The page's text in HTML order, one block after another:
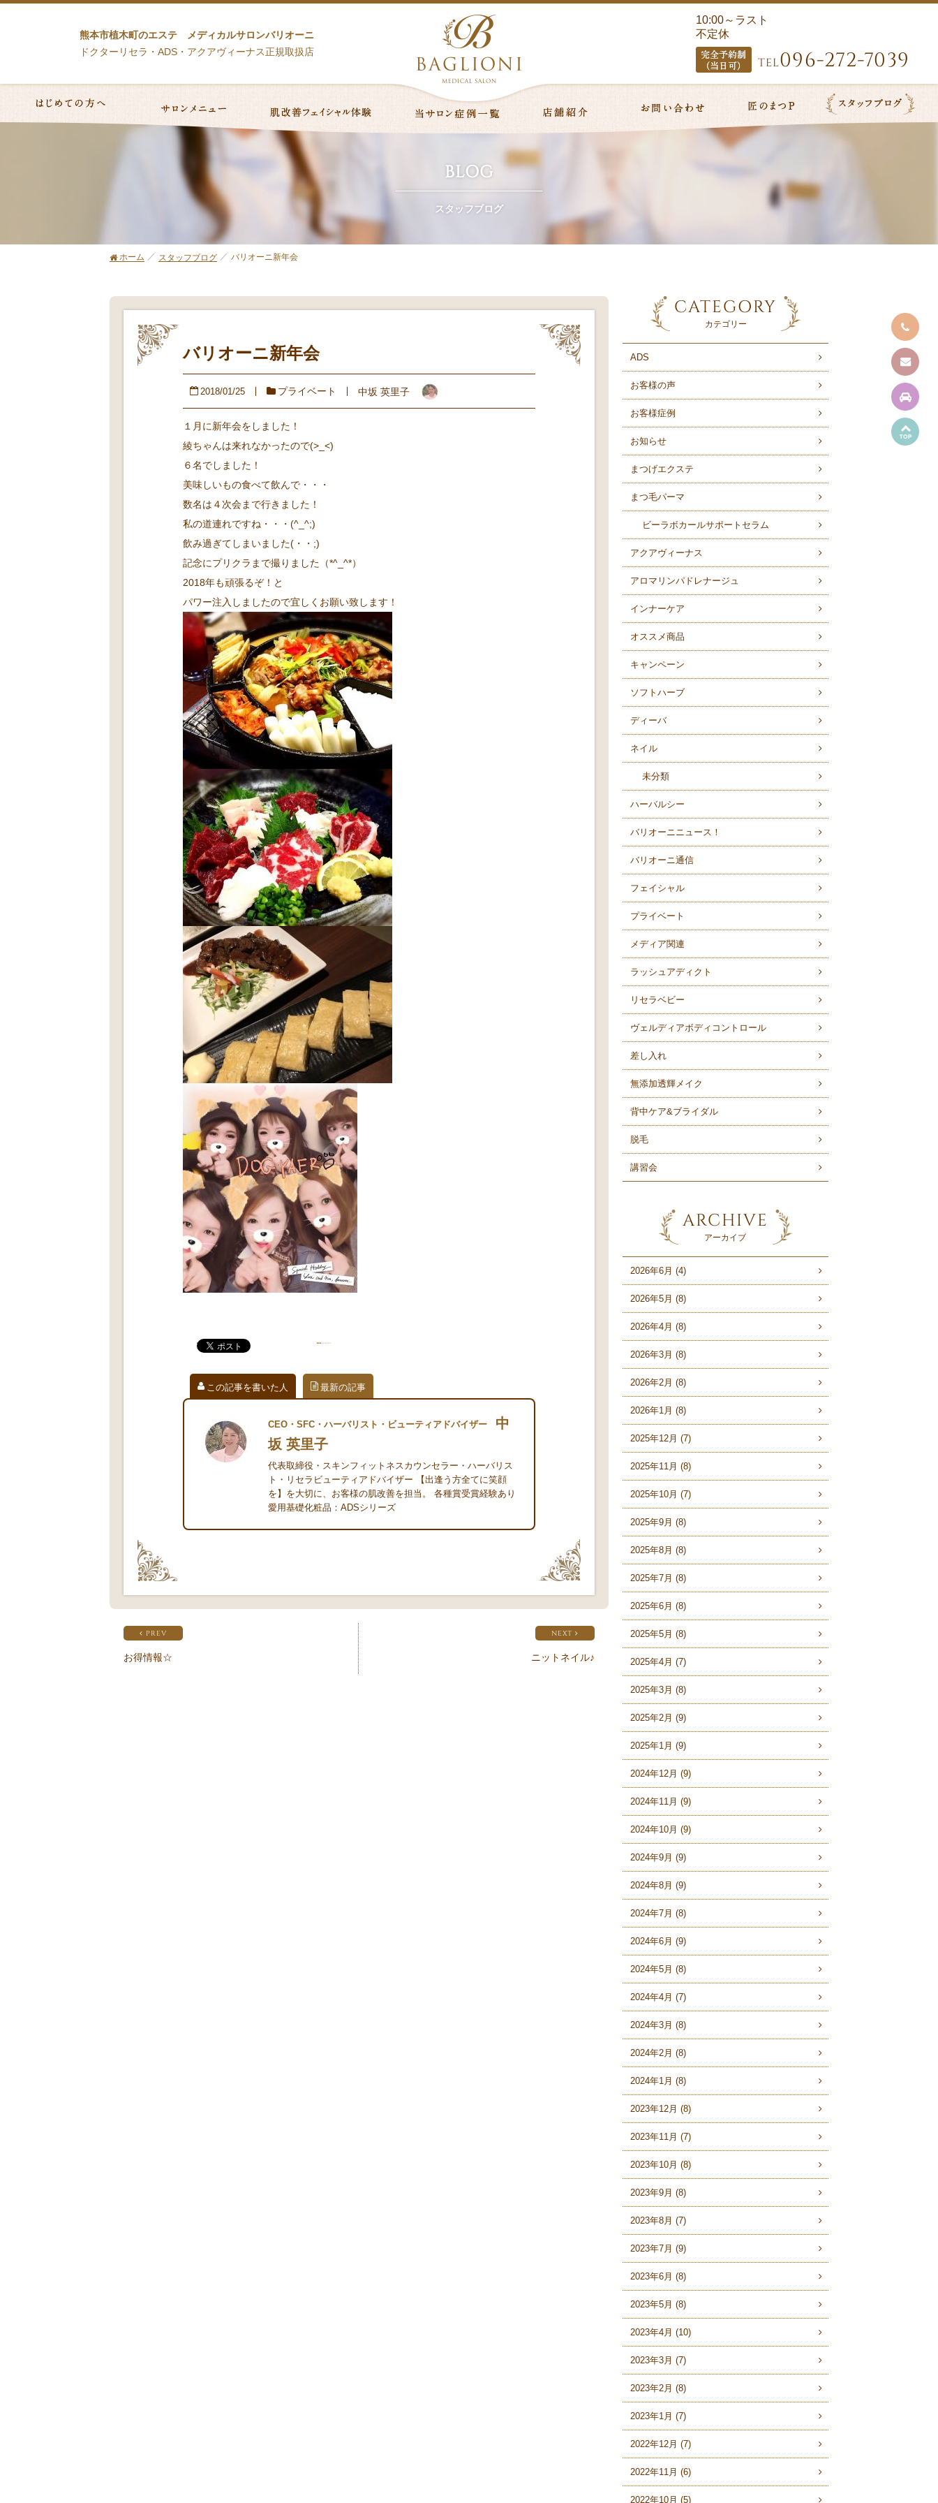
熊本市植木町のエステ メディカルサロンバリオーニ
ドクターリセラ・ADS・アクアヴィーナス正規取扱店
10:00～ラスト
不定休
TEL096-272-7039
BLOG
スタッフブログ
ホーム スタッフブログ バリオーニ新年会
バリオーニ新年会
2018/01/25 プライベート 中坂 英里子
１月に新年会をしました！
綾ちゃんは来れなかったので(>_<)
６名でしました！
美味しいもの食べて飲んで・・・
数名は４次会まで行きました！
私の道連れですね・・・(^_^;)
飲み過ぎてしまいました(・・;)
記念にプリクラまで撮りました（*^_^*）
2018年も頑張るぞ！と
パワー注入しましたので宜しくお願い致します！
この記事を書いた人 最新の記事
CEO・SFC・ハーバリスト・ビューティアドバイザー
中
坂 英里子
代表取締役・スキンフィットネスカウンセラー・ハーバリス
ト・リセラビューティアドバイザー 【出逢う方全てに笑顔
を】を大切に、お客様の肌改善を担当。 各種賞受賞経験あり
愛用基礎化粧品：ADSシリーズ
PREV
お得情報☆
NEXT
ニットネイル♪
CATEGORY
カテゴリー
ADS
お客様の声
お客様症例
お知らせ
まつげエクステ
まつ毛パーマ
ビーラボカールサポートセラム
アクアヴィーナス
アロマリンパドレナージュ
インナーケア
オススメ商品
キャンペーン
ソフトハーブ
ディーバ
ネイル
未分類
ハーバルシー
バリオーニニュース！
バリオーニ通信
フェイシャル
プライベート
メディア関連
ラッシュアディクト
リセラベビー
ヴェルディアボディコントロール
差し入れ
無添加透輝メイク
背中ケア&ブライダル
脱毛
講習会
ARCHIVE
アーカイブ
2026年6月 (4)
2026年5月 (8)
2026年4月 (8)
2026年3月 (8)
2026年2月 (8)
2026年1月 (8)
2025年12月 (7)
2025年11月 (8)
2025年10月 (7)
2025年9月 (8)
2025年8月 (8)
2025年7月 (8)
2025年6月 (8)
2025年5月 (8)
2025年4月 (7)
2025年3月 (8)
2025年2月 (9)
2025年1月 (9)
2024年12月 (9)
2024年11月 (9)
2024年10月 (9)
2024年9月 (9)
2024年8月 (9)
2024年7月 (8)
2024年6月 (9)
2024年5月 (8)
2024年4月 (7)
2024年3月 (8)
2024年2月 (8)
2024年1月 (8)
2023年12月 (8)
2023年11月 (7)
2023年10月 (8)
2023年9月 (8)
2023年8月 (7)
2023年7月 (9)
2023年6月 (8)
2023年5月 (8)
2023年4月 (10)
2023年3月 (7)
2023年2月 (8)
2023年1月 (7)
2022年12月 (7)
2022年11月 (6)
2022年10月 (5)